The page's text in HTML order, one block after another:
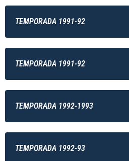
TEMPORADA 1991-92
TEMPORADA 1991-92
TEMPORADA 1992-1993
TEMPORADA 1992-93